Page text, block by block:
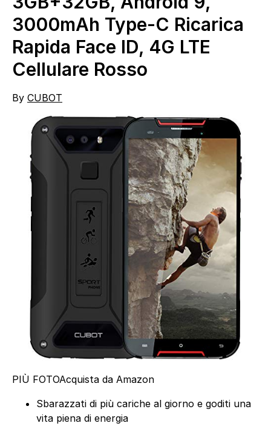
3000mAh Type-C Ricarica
Rapida Face ID, 4G LTE
Cellulare Rosso
By CUBOT
PIÙ FOTOAcquista da Amazon
Sbarazzati di più cariche al giorno e goditi una
vita piena di energia